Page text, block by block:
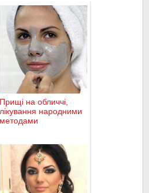
Прищі на обличчі,
лікування народними
методами